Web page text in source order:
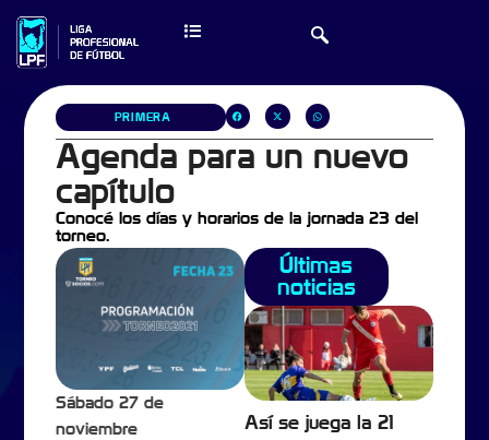
PRIMERA
Agenda para un nuevo
capítulo
Conocé los días y horarios de la jornada 23 del
torneo.
Sábado 27 de
noviembre
Últimas
noticias
Así se juega la 21